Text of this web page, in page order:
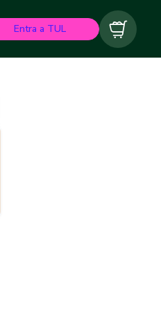
Entra a TUL Carrito